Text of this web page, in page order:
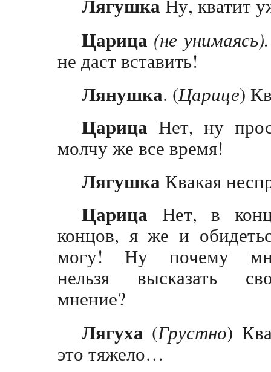
Лягушка Ну, кватит
Царица (не унимаясь).
не даст вставить!
Лянушка. (Царице)
Царица Нет, ну
молчу же все время!
Лягушка Квакая
Царица Нет, в
концов, я же и
могу! Ну почему
нельзя высказать
мнение?
Лягуха (Грустно)
это тяжело…